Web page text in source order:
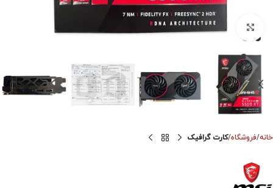
برای بزرگنمایی کلیک کنید
خانه فروشگاه کارت گرافیک